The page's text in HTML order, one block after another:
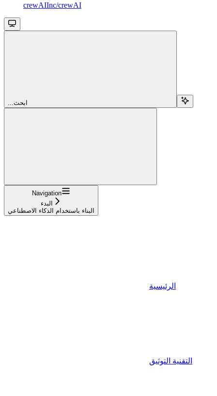
crewAIInc/crewAI
...ابحث
Navigation
البدء
البناء باستخدام الذكاء الاصطناعي
الرئيسية
التقنية التوثيق